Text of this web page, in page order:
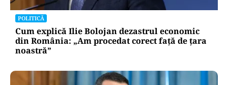
POLITICĂ
Cum explică Ilie Bolojan dezastrul economic
din România: „Am procedat corect față de țara
noastră”